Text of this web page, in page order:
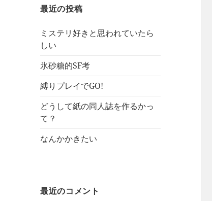
最近の投稿
ミステリ好きと思われていたら
しい
氷砂糖的SF考
縛りプレイでGO!
どうして紙の同人誌を作るかっ
て？
なんかかきたい
最近のコメント